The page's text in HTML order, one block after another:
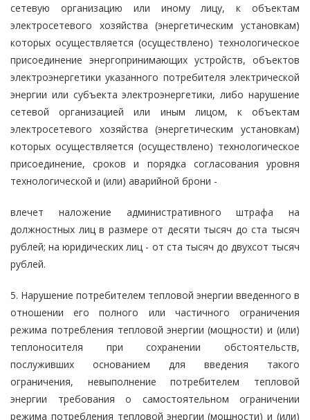
сетевую организацию или иному лицу, к объектам
электросетевого хозяйства (энергетическим установкам)
которых осуществляется (осуществлено) технологическое
присоединение энергопринимающих устройств, объектов
электроэнергетики указанного потребителя электрической
энергии или субъекта электроэнергетики, либо нарушение
сетевой организацией или иным лицом, к объектам
электросетевого хозяйства (энергетическим установкам)
которых осуществляется (осуществлено) технологическое
присоединение, сроков и порядка согласования уровня
технологической и (или) аварийной брони -
влечет наложение административного штрафа на
должностных лиц в размере от десяти тысяч до ста тысяч
рублей; на юридических лиц - от ста тысяч до двухсот тысяч
рублей.
5. Нарушение потребителем тепловой энергии введенного в
отношении его полного или частичного ограничения
режима потребления тепловой энергии (мощности) и (или)
теплоносителя при сохранении обстоятельств,
послуживших основанием для введения такого
ограничения, невыполнение потребителем тепловой
энергии требования о самостоятельном ограничении
режима потребления тепловой энергии (мощности) и (или)